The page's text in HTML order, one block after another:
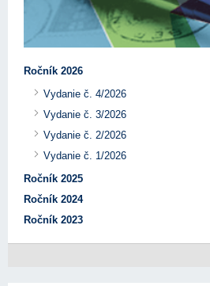
Ročník 2026
Vydanie č. 4/2026
Vydanie č. 3/2026
Vydanie č. 2/2026
Vydanie č. 1/2026
Ročník 2025
Ročník 2024
Ročník 2023